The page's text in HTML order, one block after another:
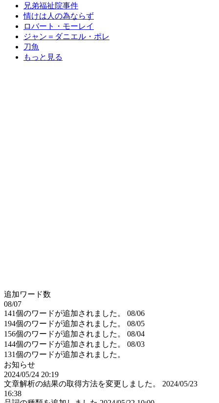
兄弟福祉院事件
情けは人の為ならず
ロバート・モーレイ
ジャン＝ダニエル・ポレ
刀魚
もっと見る
追加ワード数
08/07
141個のワードが追加されました。
08/06
194個のワードが追加されました。
08/05
156個のワードが追加されました。
08/04
144個のワードが追加されました。
08/03
131個のワードが追加されました。
お知らせ
2024/05/24 20:19
文章解析の結果の取得方法を変更しました。
2024/05/23
16:38